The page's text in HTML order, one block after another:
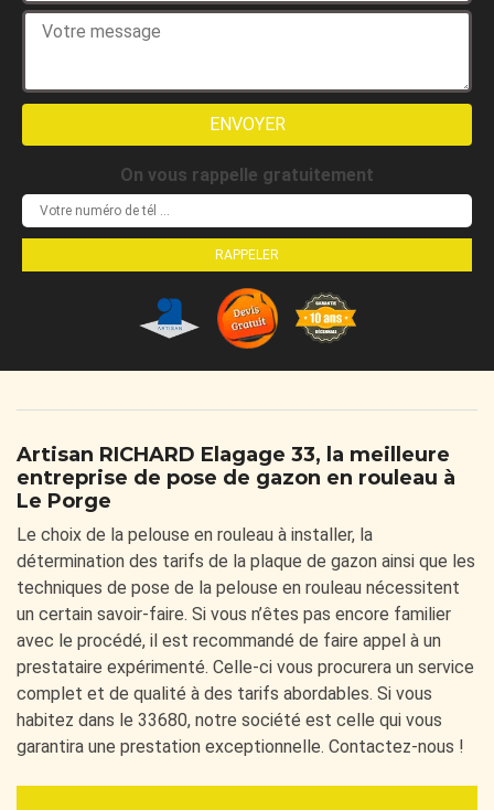
On vous rappelle gratuitement
Artisan RICHARD Elagage 33, la meilleure
entreprise de pose de gazon en rouleau à
Le Porge
Le choix de la pelouse en rouleau à installer, la
détermination des tarifs de la plaque de gazon ainsi que les
techniques de pose de la pelouse en rouleau nécessitent
un certain savoir-faire. Si vous n’êtes pas encore familier
avec le procédé, il est recommandé de faire appel à un
prestataire expérimenté. Celle-ci vous procurera un service
complet et de qualité à des tarifs abordables. Si vous
habitez dans le 33680, notre société est celle qui vous
garantira une prestation exceptionnelle. Contactez-nous !